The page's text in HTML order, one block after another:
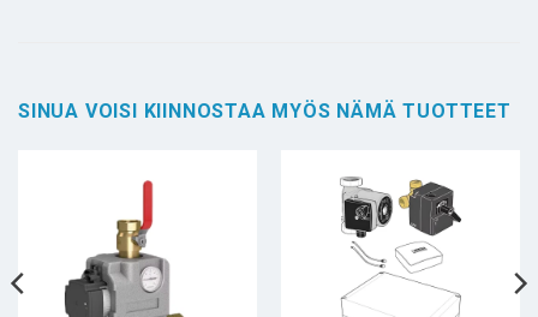
SINUA VOISI KIINNOSTAA MYÖS NÄMÄ TUOTTEET